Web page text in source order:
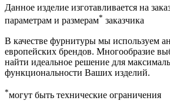
Данное изделие изготавливается на
параметрам и размерам* заказчика
В качестве фурнитуры мы используем
европейских брендов. Многообразие
найти идеальное решение для
функциональности Ваших изделий.
*могут быть технические ограничения